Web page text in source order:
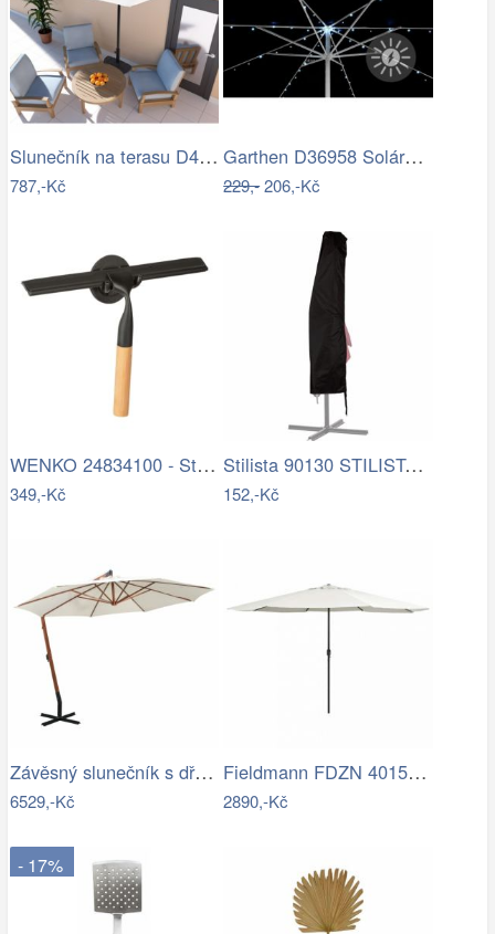
Slunečník na terasu D4163 krémová…
787,-Kč
Garthen D36958 Solární blikající řetěz…
229,-206,-Kč
WENKO 24834100 - Stěrka BAMBUSa 24,5x17…
349,-Kč
Stilista 90130 STILISTA Obal na 350 cm…
152,-Kč
Závěsný slunečník s dřevěnou tyčí Ø 350…
6529,-Kč
Fieldmann FDZN 4015 krémová
2890,-Kč
- 17%